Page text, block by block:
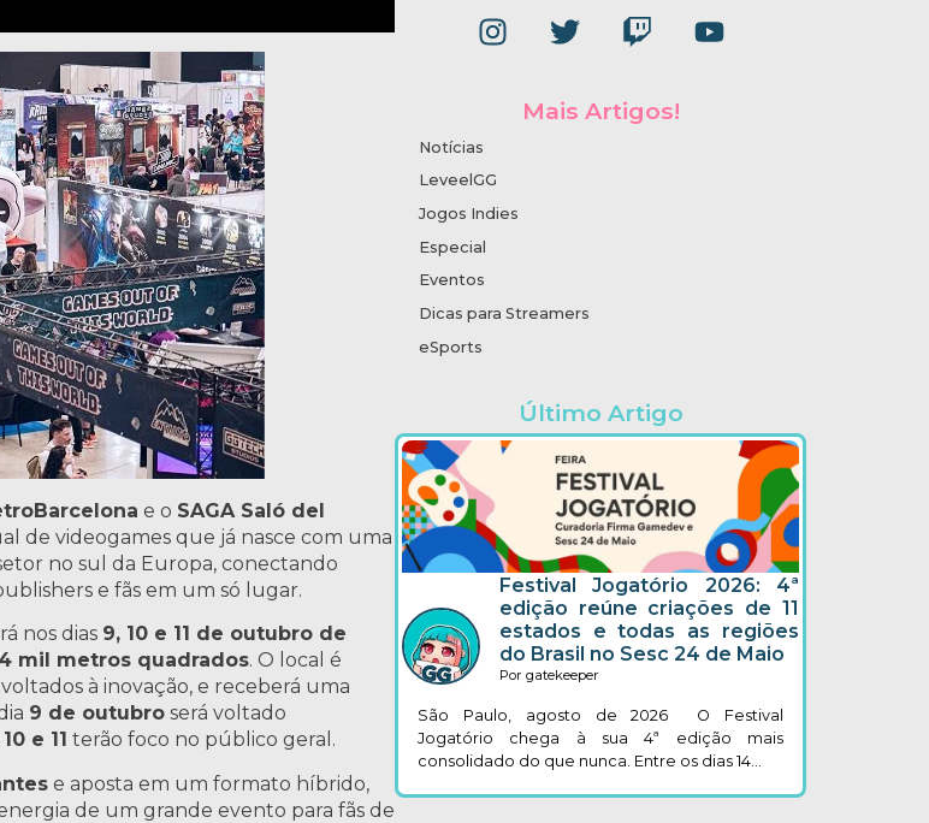
e o SAGA Saló del
de videogames que já nasce com uma
no sul da Europa, conectando
e fãs em um só lugar.
nos dias 9, 10 e 11 de outubro de
mil metros quadrados. O local é
à inovação, e receberá uma
9 de outubro será voltado
10 e 11 terão foco no público geral.
e aposta em um formato híbrido,
de um grande evento para fãs de
Mais Artigos!
Notícias
LeveelGG
Jogos Indies
Especial
Eventos
Dicas para Streamers
eSports
Último Artigo
Festival Jogatório 2026: 4ª
edição reúne criações de 11
estados e todas as regiões
do Brasil no Sesc 24 de Maio
Por gatekeeper
São Paulo, agosto de 2026 O Festival
Jogatório chega à sua 4ª edição mais
consolidado do que nunca. Entre os dias 14...